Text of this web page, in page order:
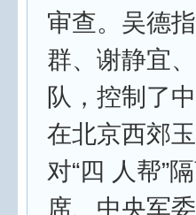
审查。吴德
群、谢静宜
队，控制了
在北京西郊
对“四 人帮”
席、中央军委